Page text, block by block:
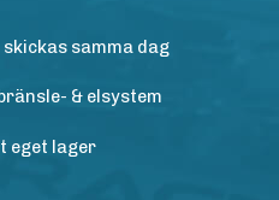
samma dag
& elsystem
eget lager